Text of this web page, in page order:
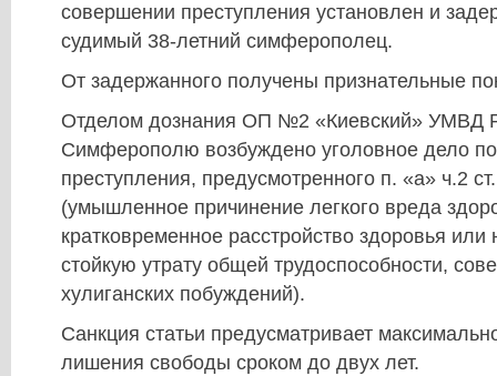
совершении преступления установлен и
судимый 38-летний симферополец.
От задержанного получены признательные
Отделом дознания ОП №2 «Киевский» УМВД
Симферополю возбуждено уголовное дело
преступления, предусмотренного п. «а» ч.2
(умышленное причинение легкого вреда
кратковременное расстройство здоровья или
стойкую утрату общей трудоспособности,
хулиганских побуждений).
Санкция статьи предусматривает
лишения свободы сроком до двух лет.